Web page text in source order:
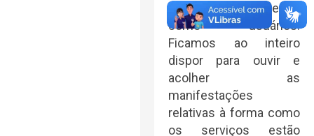
defender seus direitos
como usuários.
Ficamos ao inteiro
dispor para ouvir e
acolher as
manifestações
relativas à forma como
os serviços estão